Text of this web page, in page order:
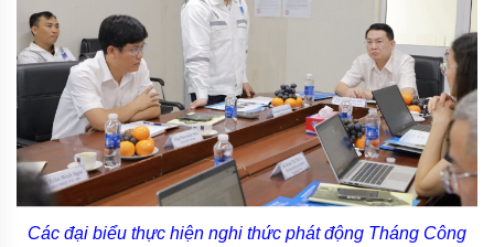
Các đại biểu thực hiện nghi thức phát động Tháng Công